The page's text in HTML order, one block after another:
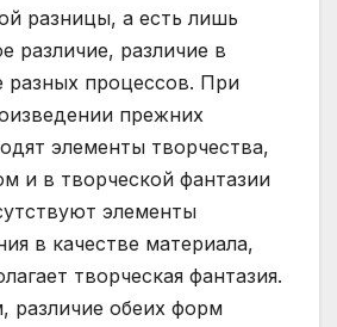
разницы, а есть лишь
различие, различие в
разных процессов. При
прежних
элементы творчества,
и в творческой фантазии
элементы
в качестве материала,
творческая фантазия.
различие обеих форм